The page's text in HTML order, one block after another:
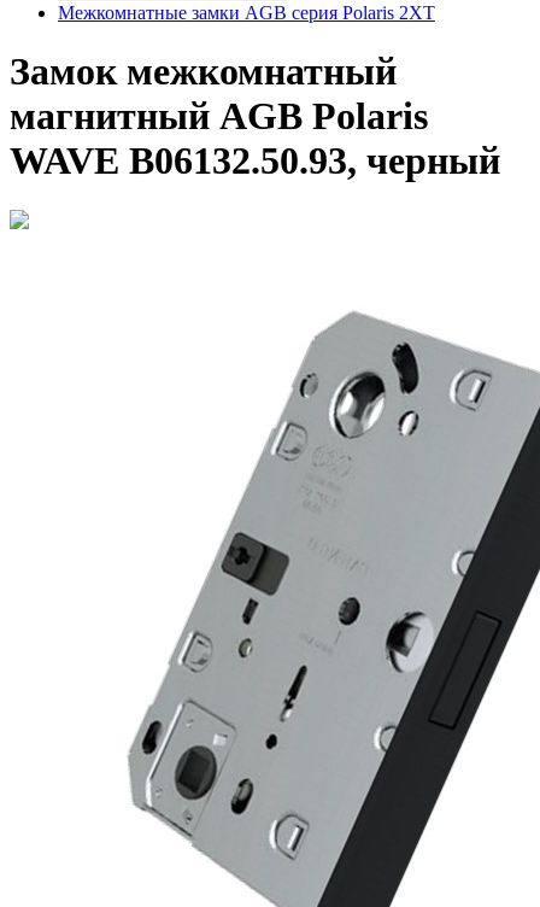
Межкомнатные замки AGB серия Polaris 2XT
Замок межкомнатный
магнитный AGB Polaris
WAVE B06132.50.93, черный